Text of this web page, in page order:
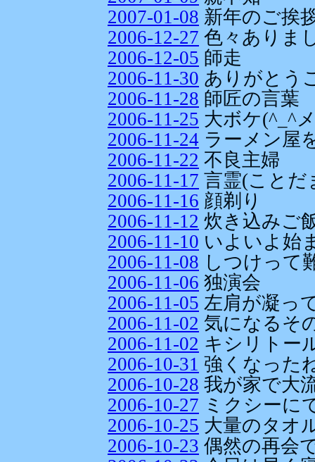
2007-01-08 新年のご挨
2006-12-27 色々ありま
2006-12-05 師走
2006-11-30 ありがとう
2006-11-28 師匠の言葉
2006-11-25 大ボケ(^_^
2006-11-24 ラーメン屋
2006-11-22 不良主婦
2006-11-17 言霊(ことだ
2006-11-16 顔剃り
2006-11-12 炊き込みご
2006-11-10 いよいよ始
2006-11-08 しつけって
2006-11-06 独演会
2006-11-05 左肩が凝っ
2006-11-02 気になるそ
2006-11-02 キシリトー
2006-10-31 強くなった
2006-10-28 我が家で大
2006-10-27 ミクシーに
2006-10-25 大量のタオ
2006-10-23 偶然の再会